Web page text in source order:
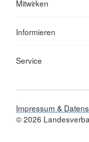
Mitwirken
Informieren
Service
Impressum &
© 2026